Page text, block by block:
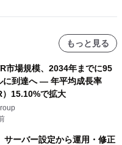
もっと見る
市場規模、2034年までに95
に到達へ ― 年平均成長率
）15.10%で拡大
サーバー設定から運用・修正